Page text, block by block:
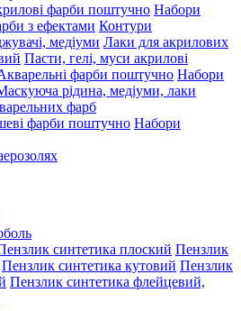
фарби поштучно Набори
з ефектами Контури
медіуми Лаки для акрилових
Пасти, гелі, муси акрилові
фарби поштучно Набори
рідина, медіуми, лаки
фарб
фарби поштучно Набори
синтетика плоский Пензлик
Пензлик синтетика кутовий Пензлик
Пензлик синтетика флейцевий,